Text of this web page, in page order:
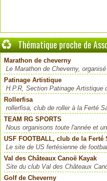
Thématique proche de
Marathon de cheverny
Le Marathon de Cheverny,
Patinage Artistique
H.P.R, Section Patinage Artistique
Rollerfisa
rollerfisa, club de roller à la Ferté
TEAM RG SPORTS
Nous organisons toute l'année et
USF FOOTBALL, club de la Ferté
Le site de US fertésienne de
Val des Châteaux Canoë Kayak
Site du club Val des Châteaux
Golf de Cheverny